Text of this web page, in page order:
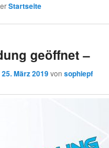
Startseite
geöffnet –
25. März 2019vonsophiepf